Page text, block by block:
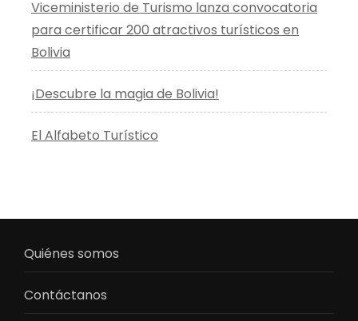
Viceministerio de Turismo lanza convocatoria
para certificar 200 atractivos turísticos en
Bolivia
¡Descubre la magia de Bolivia!
El Alfabeto Turístico
Quiénes somos
Contáctanos